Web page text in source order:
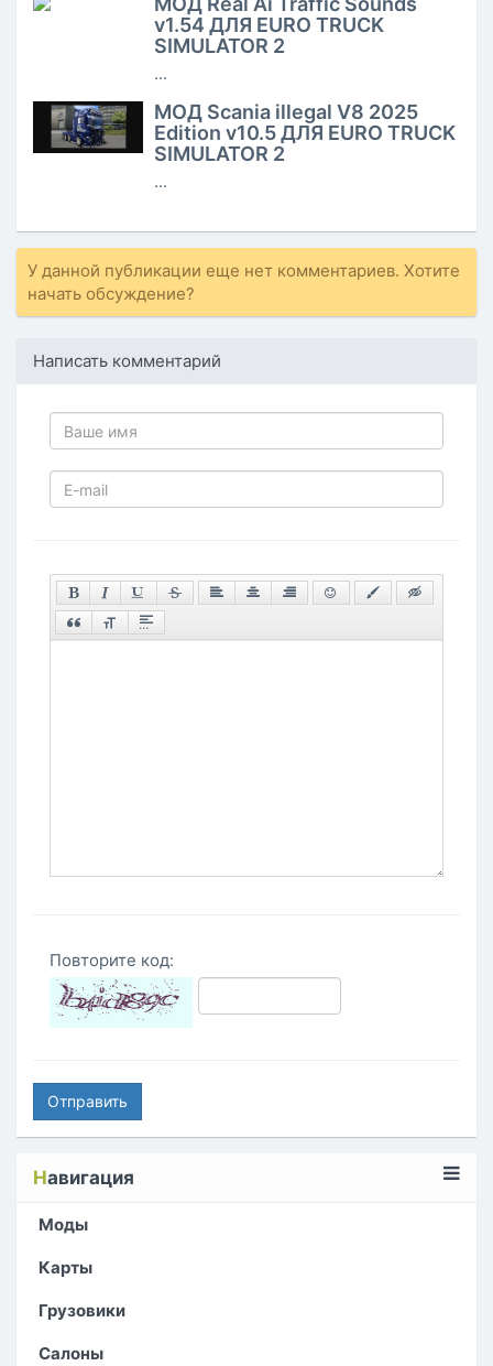
v1.54 ДЛЯ EURO TRUCK
SIMULATOR 2
...
МОД Scania illegal V8 2025
Edition v10.5 ДЛЯ EURO TRUCK
SIMULATOR 2
...
У данной публикации еще нет комментариев. Хотите
начать обсуждение?
Написать комментарий
Повторите код:
Отправить
Навигация
Моды
Карты
Грузовики
Салоны